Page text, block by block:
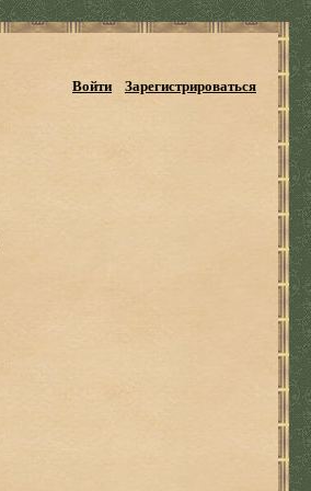
Войти Зарегистрироваться